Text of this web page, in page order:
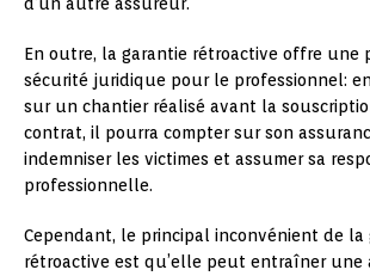
En outre, la garantie rétroactive offre une
sécurité juridique pour le professionnel:
sur un chantier réalisé avant la
contrat, il pourra compter sur son
indemniser les victimes et assumer sa
professionnelle.
Cependant, le principal inconvénient de la
rétroactive est qu’elle peut entraîner une